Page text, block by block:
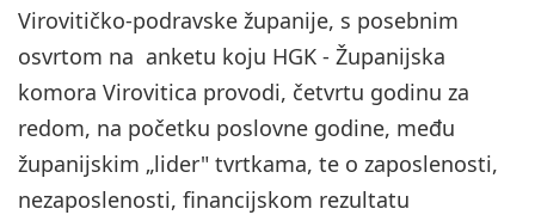
Virovitičko-podravske županije, s posebnim
osvrtom na anketu koju HGK - Županijska
komora Virovitica provodi, četvrtu godinu za
redom, na početku poslovne godine, među
županijskim „lider" tvrtkama, te o zaposlenosti,
nezaposlenosti, financijskom rezultatu